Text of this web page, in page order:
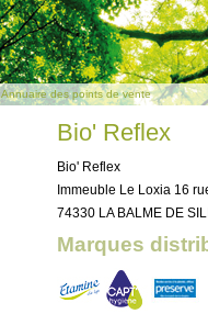
Annuaire des points de vente
Bio' Reflex
Bio' Reflex
Immeuble Le Loxia 16
74330 LA BALME DE
Marques